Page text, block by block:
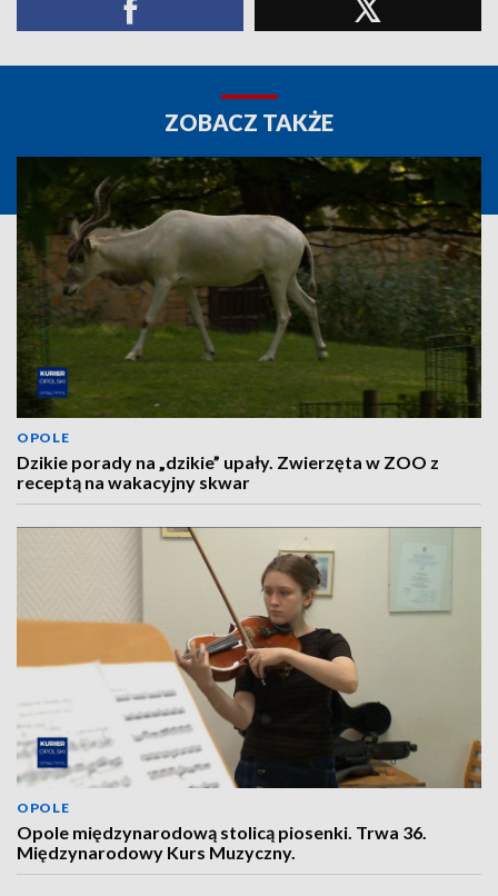
ZOBACZ TAKŻE
OPOLE
Dzikie porady na „dzikie” upały. Zwierzęta w ZOO z
receptą na wakacyjny skwar
OPOLE
Opole międzynarodową stolicą piosenki. Trwa 36.
Międzynarodowy Kurs Muzyczny.